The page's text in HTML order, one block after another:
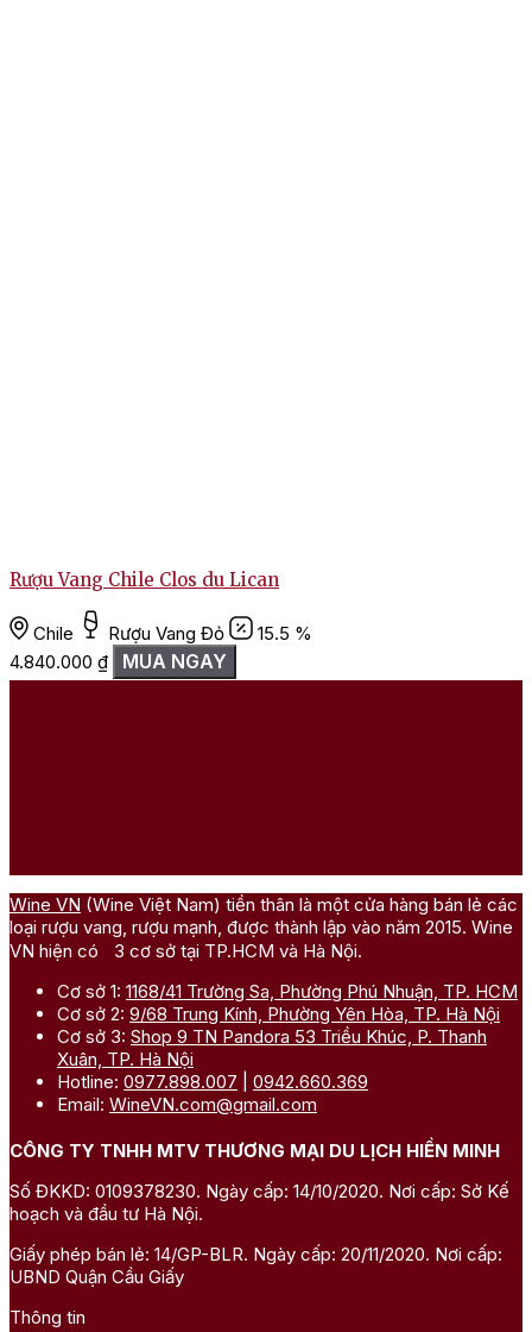
Rượu Vang Chile Clos du Lican
Chile Rượu Vang Đỏ
15.5 %
4.840.000 ₫ MUA NGAY
Wine VN (Wine Việt Nam) tiền thân là một cửa hàng bán lẻ các
loại rượu vang, rượu mạnh, được thành lập vào năm 2015. Wine
VN hiện có 3 cơ sở tại TP.HCM và Hà Nội.
Cơ sở 1: 1168/41 Trường Sa, Phường Phú Nhuận, TP. HCM
Cơ sở 2: 9/68 Trung Kính, Phường Yên Hòa, TP. Hà Nội
Cơ sở 3: Shop 9 TN Pandora 53 Triều Khúc, P. Thanh
Xuân, TP. Hà Nội
Hotline: 0977.898.007
0942.660.369
Email: WineVN.com@gmail.com
CÔNG TY TNHH MTV THƯƠNG MẠI DU LỊCH HIỀN MINH
Số ĐKKD: 0109378230. Ngày cấp: 14/10/2020. Nơi cấp: Sở Kế
hoạch và đầu tư Hà Nội.
Giấy phép bán lẻ: 14/GP-BLR. Ngày cấp: 20/11/2020. Nơi cấp:
UBND Quận Cầu Giấy
Thông tin